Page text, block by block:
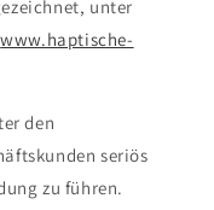
unter
www.haptische-
den
seriös
zu führen.